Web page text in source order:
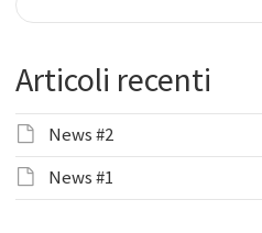
Articoli recenti
News #2
News #1